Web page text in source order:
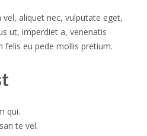
aliquet nec, vulputate eget,
ut, imperdiet a, venenatis
felis eu pede mollis pretium.
qui.
te vel.